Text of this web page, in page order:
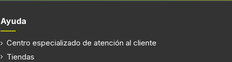
Ayuda
Centro especializado de atención al cliente
Tiendas